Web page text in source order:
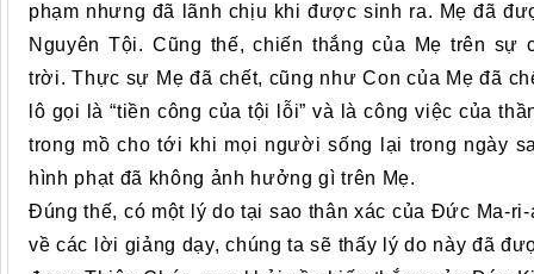
phạm nhưng đã lãnh chịu khi được sinh ra. Mẹ đã
Nguyên Tội. Cũng thế, chiến thắng của Mẹ trên
trời. Thực sự Mẹ đã chết, cũng như Con của Mẹ đã
lô gọi là “tiền công của tội lỗi” và là công việc của
trong mồ cho tới khi mọi người sống lại trong ngày
hình phạt đã không ảnh hưởng gì trên Mẹ.
Đúng thế, có một lý do tại sao thân xác của Đức Ma-
về các lời giảng dạy, chúng ta sẽ thấy lý do này đã